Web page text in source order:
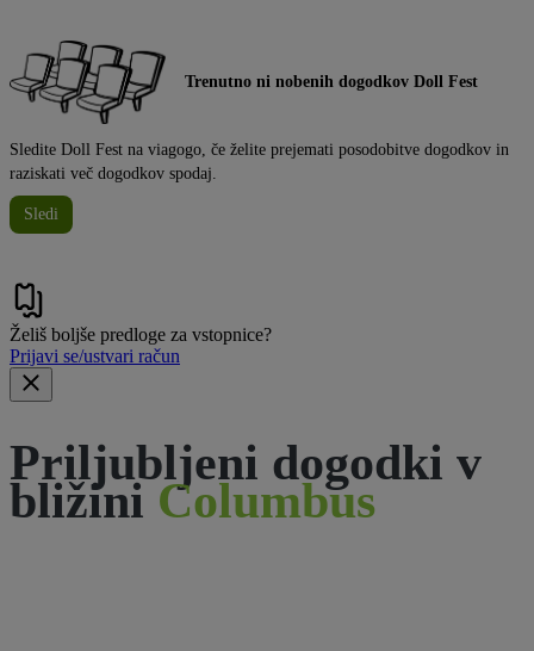
Trenutno ni nobenih dogodkov Doll Fest
Sledite Doll Fest na viagogo, če želite prejemati posodobitve dogodkov in
raziskati več dogodkov spodaj.
Sledi
Želiš boljše predloge za vstopnice?
Prijavi se/ustvari račun
Priljubljeni dogodki v
bližini Columbus